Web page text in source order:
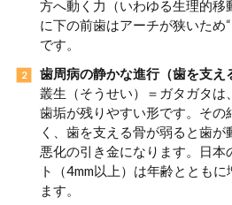
方へ動く力（いわゆる生理的移
に下の前歯はアーチが狭いため
です。
歯周病の静かな進行（歯を支え
叢生（そうせい）＝ガタガタは
歯垢が残りやすい形です。その
く、歯を支える骨が弱ると歯
悪化の引き金になります。日本
ト（4mm以上）は年齢ととも
ます。